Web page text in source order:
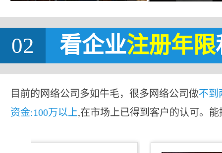
02 看企业注册年限
目前的网络公司多如牛毛，很多网络公司做不到
资金:100万以上,在市场上已得到客户的认可。